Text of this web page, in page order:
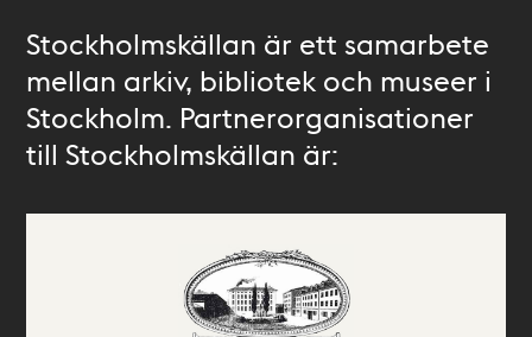
Stockholmskällan är ett samarbete
mellan arkiv, bibliotek och museer i
Stockholm. Partnerorganisationer
till Stockholmskällan är: